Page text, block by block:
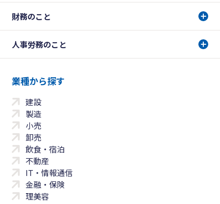
財務のこと
人事労務のこと
業種から探す
建設
製造
小売
卸売
飲食・宿泊
不動産
IT・情報通信
金融・保険
理美容